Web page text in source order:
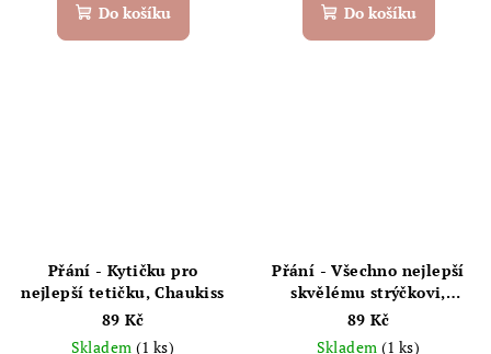
Do košíku Do košíku
Přání - Kytičku pro
nejlepší tetičku, Chaukiss
89 Kč
Skladem (1 ks)
Přání - Všechno nejlepší
skvělému strýčkovi,
Chaukiss
89 Kč
Skladem (1 ks)